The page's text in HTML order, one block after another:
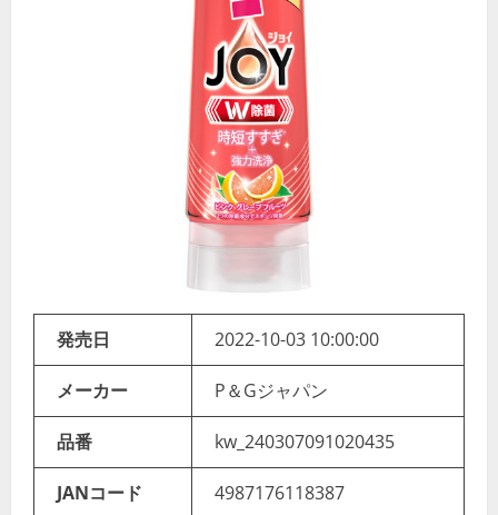
発売日 2022-10-03 10:00:00
メーカー P＆Gジャパン
品番 kw_240307091020435
JANコード 4987176118387